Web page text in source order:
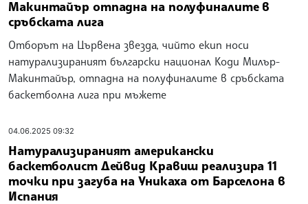
Макинтайър отпадна на полуфиналите в
сръбската лига
Отборът на Цървена звезда, чийто екип носи
натурализираният български национал Коди Милър-
Макинтайър, отпадна на полуфиналите в сръбската
баскетболна лига при мъжете
04.06.2025 09:32
Натурализираният американски
баскетболист Дейвид Кравиш реализира 11
точки при загуба на Уникаха от Барселона в
Испания